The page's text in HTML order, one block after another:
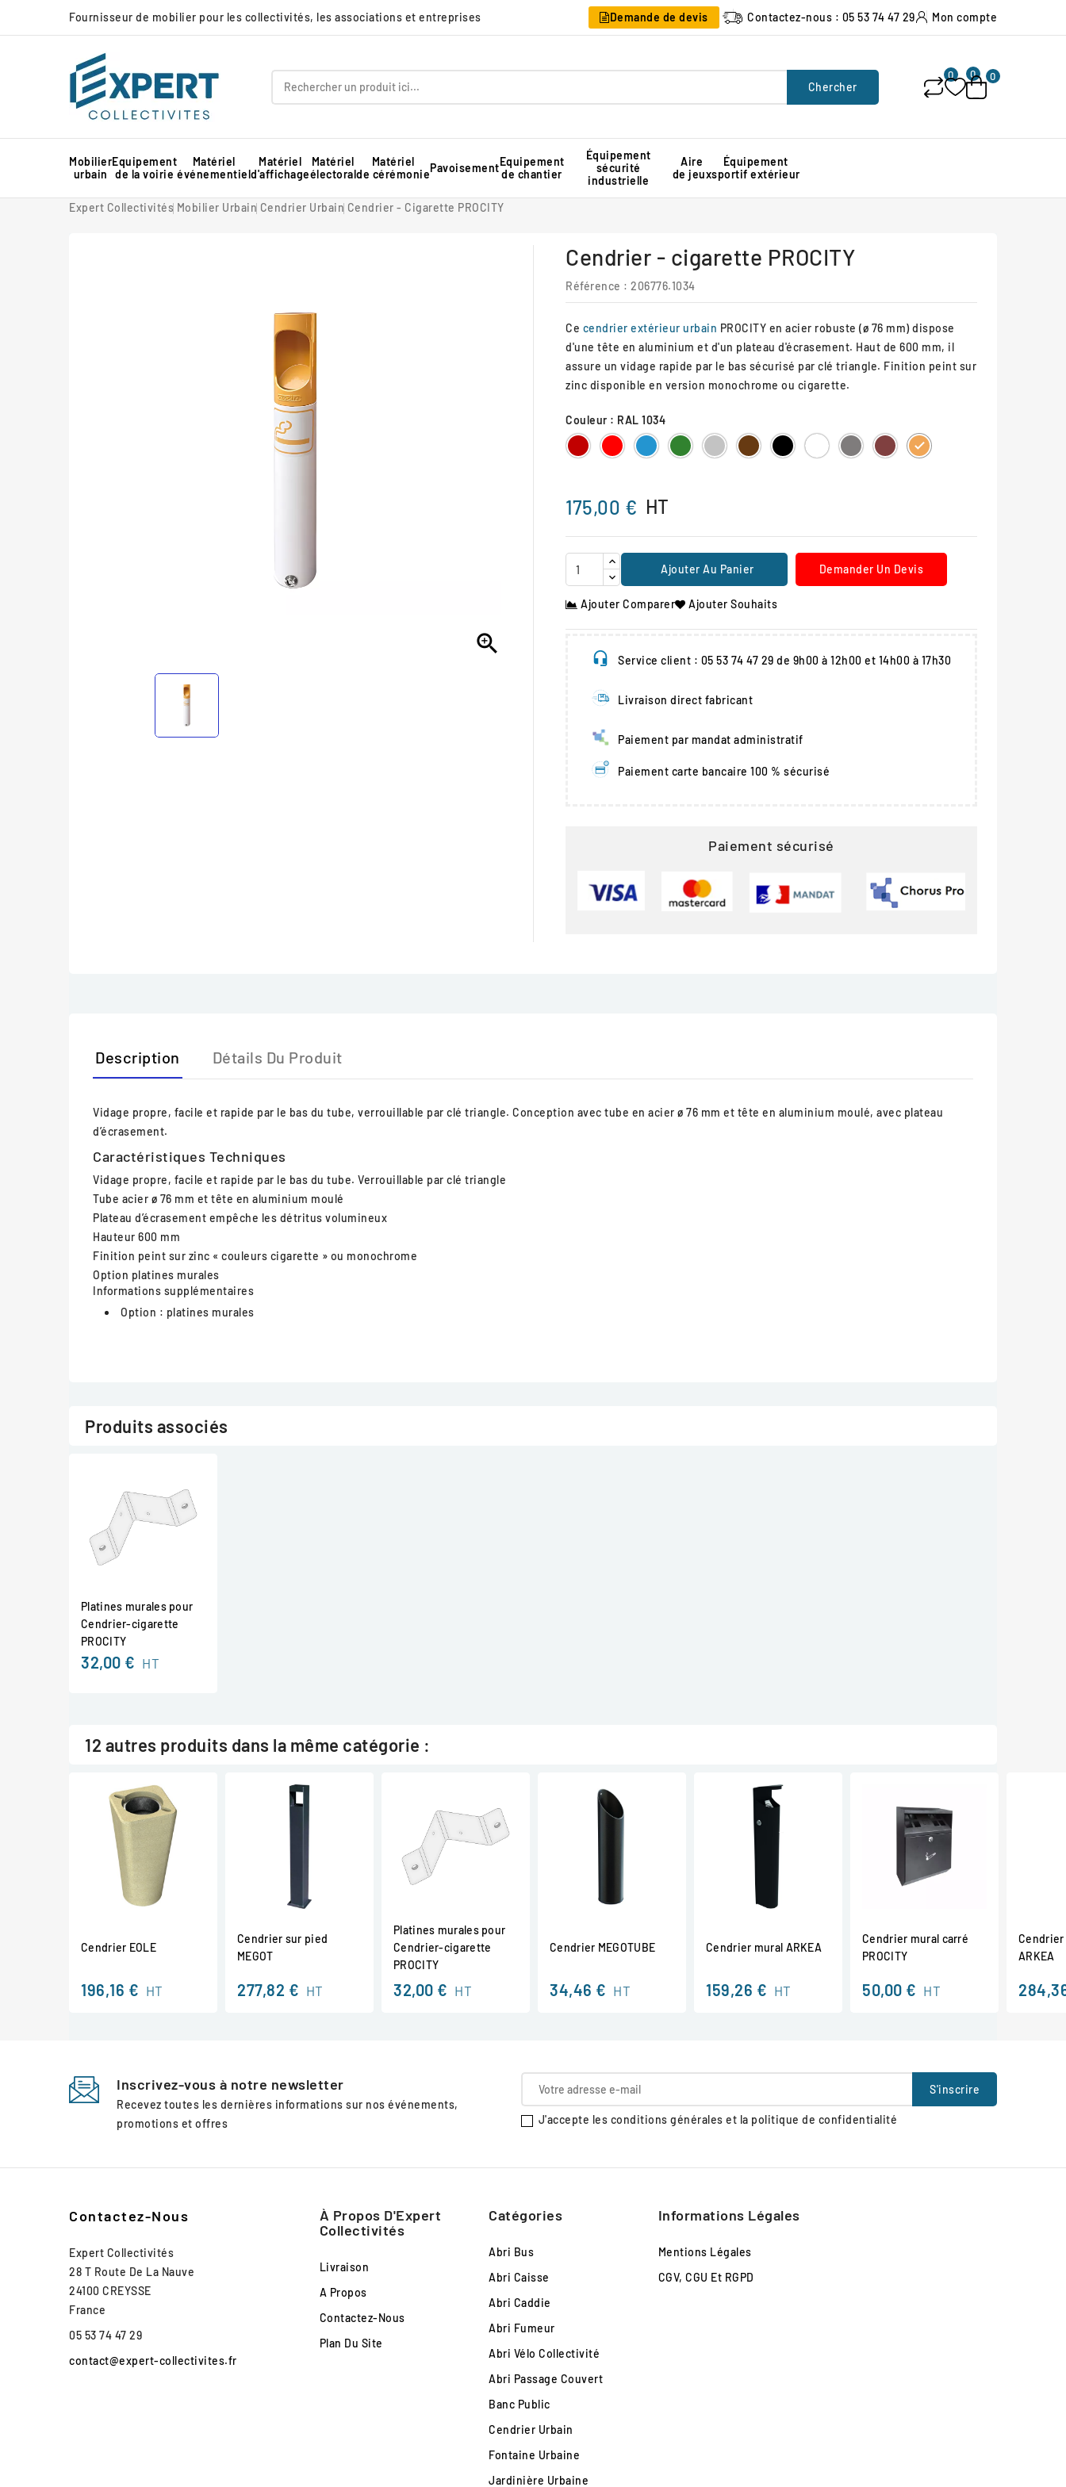
Fournisseur de mobilier pour les collectivités, les associations et entreprises Demande de devis Contactez-nous : 05 53 74 47 29 Mon compte
Chercher
0 0 0
Mobilier
urbain
Equipement
de la voirie
Matériel
événementiel
Matériel
d'affichage
Matériel
électoral
Matériel
de cérémoniePavoisementEquipement
de chantier
Équipement
sécurité
industrielle
Aire
de jeux
Équipement
sportif extérieur
Expert Collectivités Mobilier Urbain Cendrier Urbain Cendrier - Cigarette PROCITY

Cendrier - cigarette PROCITY
Référence : 206776.1034
Ce cendrier extérieur urbain PROCITY en acier robuste (ø 76 mm) dispose
d'une tête en aluminium et d'un plateau d'écrasement. Haut de 600 mm, il
assure un vidage rapide par le bas sécurisé par clé triangle. Finition peint sur
zinc disponible en version monochrome ou cigarette.
Couleur : RAL 1034
RAL
3004
RAL
3020
RAL
5010
RAL
6005
RAL
7044
RAL
8017
RAL
9005
RAL
9010
Gris
Procity
Aspect
Corten
RAL
1034
175,00 € HT
Ajouter Au Panier Demander Un Devis
Ajouter Comparer Ajouter Souhaits
Service client : 05 53 74 47 29 de 9h00 à 12h00 et 14h00 à 17h30
Livraison direct fabricant
Paiement par mandat administratif
Paiement carte bancaire 100 % sécurisé
Paiement sécurisé
Description Détails Du Produit
Vidage propre, facile et rapide par le bas du tube, verrouillable par clé triangle. Conception avec tube en acier ø 76 mm et tête en aluminium moulé, avec plateau
d’écrasement.
Caractéristiques Techniques
Vidage propre, facile et rapide par le bas du tube. Verrouillable par clé triangle
Tube acier ø 76 mm et tête en aluminium moulé
Plateau d’écrasement empêche les détritus volumineux
Hauteur 600 mm
Finition peint sur zinc « couleurs cigarette » ou monochrome
Option platines murales
Informations supplémentaires
Option : platines murales
Produits associés
Platines murales pour
Cendrier-cigarette
PROCITY
32,00 € HT
12 autres produits dans la même catégorie :
Cendrier EOLE
196,16 € HT
Cendrier sur pied
MEGOT
277,82 € HT
Platines murales pour
Cendrier-cigarette
PROCITY
32,00 € HT
Cendrier MEGOTUBE
34,46 € HT
Cendrier mural ARKEA
159,26 € HT
Cendrier mural carré
PROCITY
50,00 € HT
ARKEA
Inscrivez-vous à notre newsletter
Recevez toutes les dernières informations sur nos événements,
promotions et offres
J'accepte les conditions générales et la politique de confidentialité
Contactez-Nous
Expert Collectivités
28 T Route De La Nauve
24100 CREYSSE
France
05 53 74 47 29
contact@expert-collectivites.fr
À Propos D'Expert
Collectivités
Livraison
A Propos
Contactez-Nous
Plan Du Site
Catégories
Abri Bus
Abri Caisse
Abri Caddie
Abri Fumeur
Abri Vélo Collectivité
Abri Passage Couvert
Banc Public
Cendrier Urbain
Fontaine Urbaine
Jardinière Urbaine
Informations Légales
Mentions Légales
CGV, CGU Et RGPD